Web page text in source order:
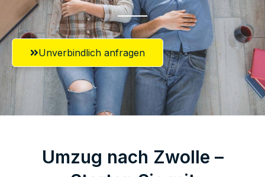
Unverbindlich anfragen
Umzug nach Zwolle –